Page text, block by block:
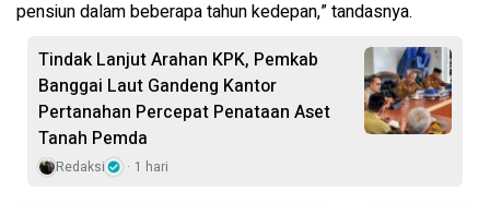
pensiun dalam beberapa tahun kedepan,” tandasnya.
Tindak Lanjut Arahan KPK, Pemkab
Banggai Laut Gandeng Kantor
Pertanahan Percepat Penataan Aset
Tanah Pemda
Redaksi 1 hari